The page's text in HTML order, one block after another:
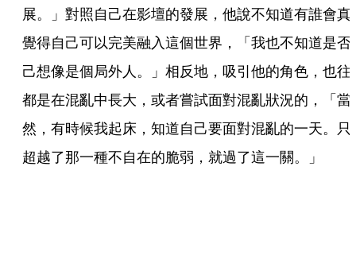
展。」對照自己在影壇的發展，他說不知道有誰會真
覺得自己可以完美融入這個世界，「我也不知道是否
己想像是個局外人。」相反地，吸引他的角色，也往
都是在混亂中長大，或者嘗試面對混亂狀況的，「當
然，有時候我起床，知道自己要面對混亂的一天。只
超越了那一種不自在的脆弱，就過了這一關。」